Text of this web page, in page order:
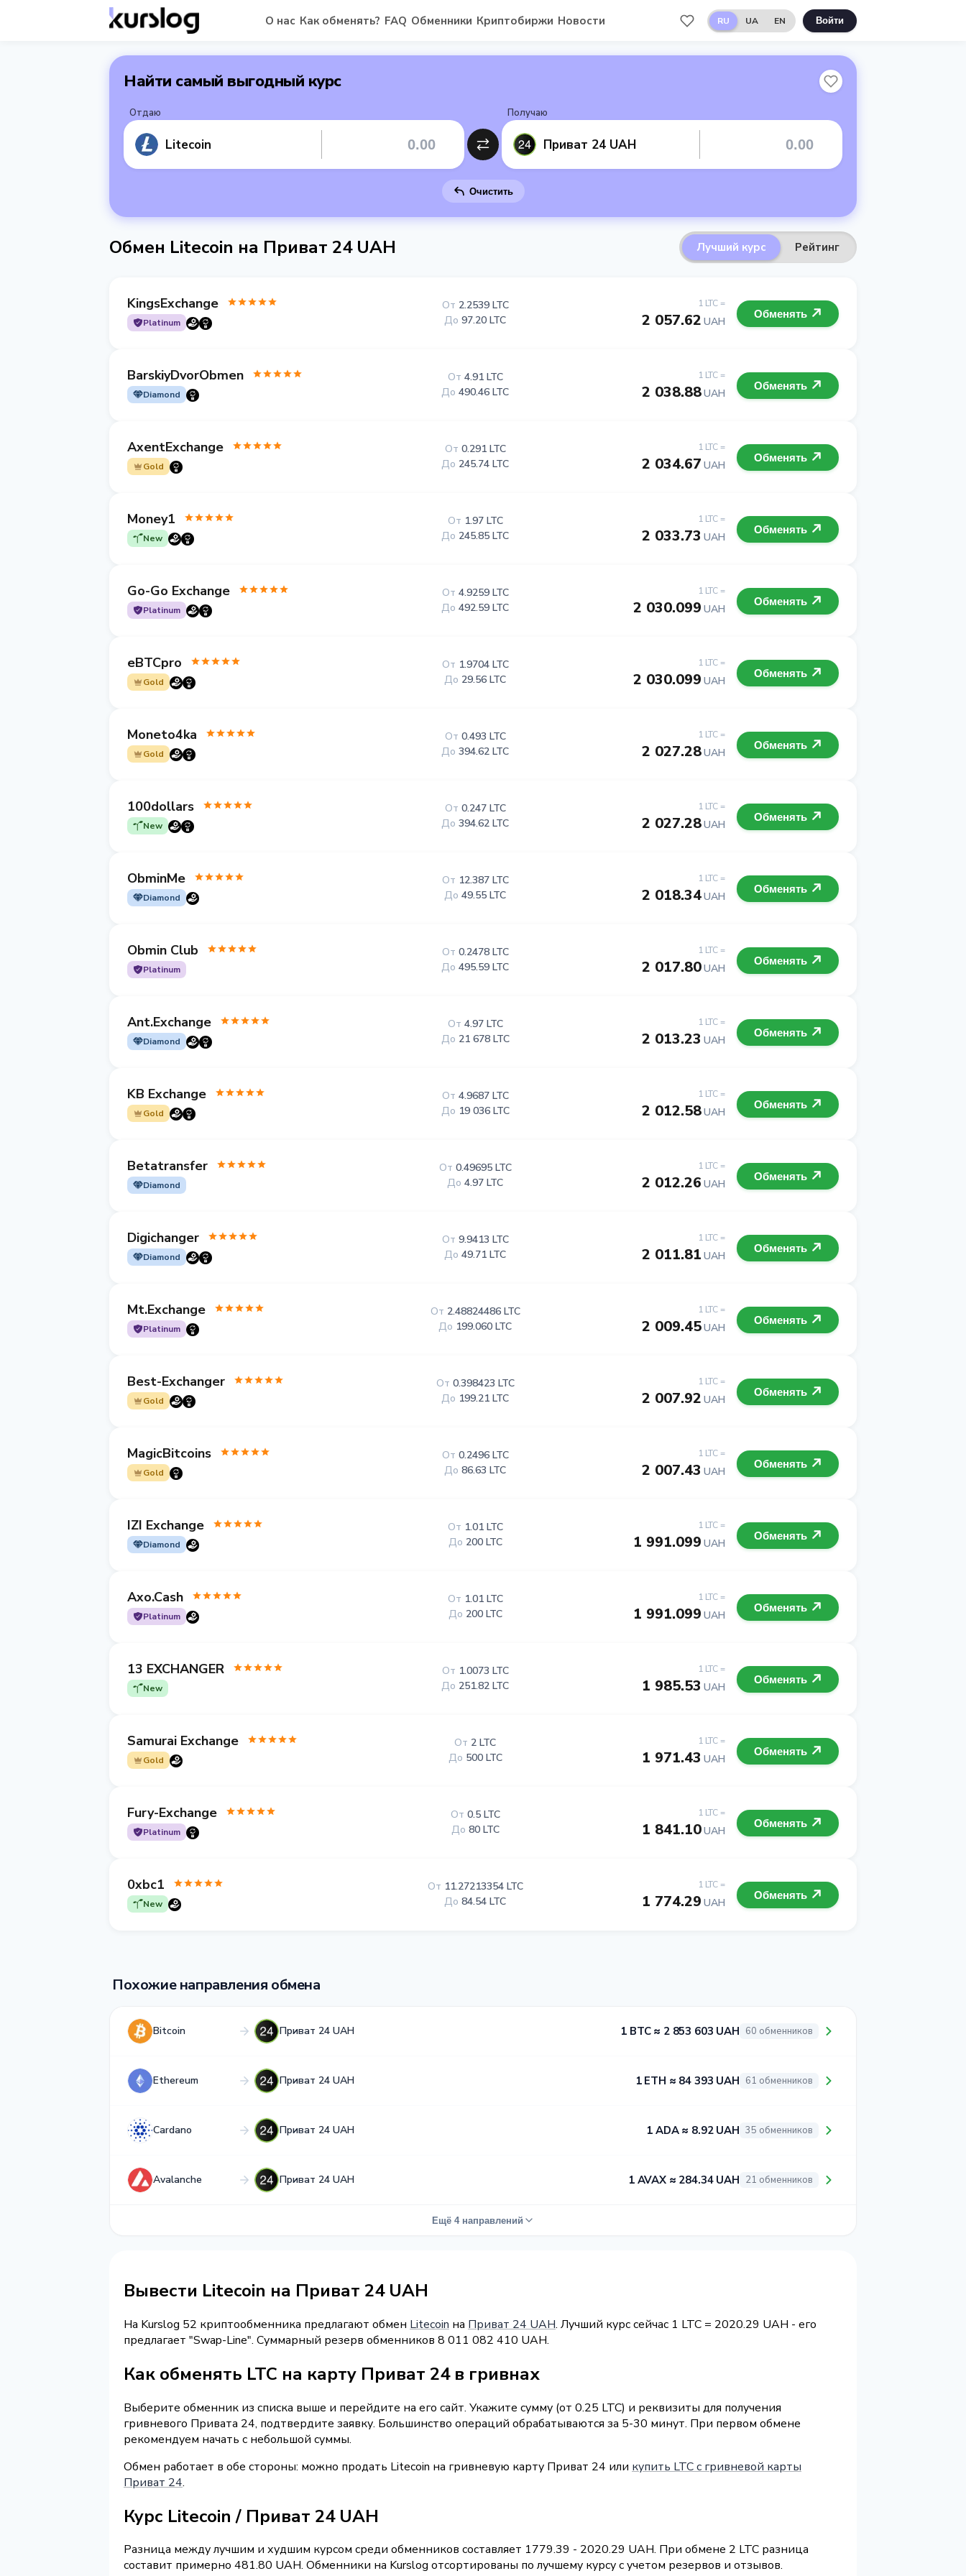
О нас Как обменять? FAQ Обменники Криптобиржи Новости RU UA EN Войти
Найти самый выгодный курс
Отдаю
Litecoin
Получаю
Приват 24 UAH
Очистить
Обмен Litecoin на Приват 24 UAH Лучший курс Рейтинг
KingsExchange
Platinum
1 LTC =
2 057.62 UAH
От 2.2539 LTC
До 97.20 LTC Обменять
BarskiyDvorObmen
Diamond
1 LTC =
2 038.88UAH
От 4.91 LTC
До 490.46 LTC Обменять
AxentExchange
Gold
1 LTC =
2 034.67 UAH
От 0.291 LTC
До 245.74 LTC Обменять
Money1
New
1 LTC =
2 033.73 UAH
От 1.97 LTC
До 245.85 LTC Обменять
Go-Go Exchange
Platinum
1 LTC =
2 030.099 UAH
От 4.9259 LTC
До 492.59 LTC Обменять
eBTCpro
Gold
1 LTC =
2 030.099 UAH
От 1.9704 LTC
До 29.56 LTC Обменять
Moneto4ka
Gold
1 LTC =
2 027.28UAH
От 0.493 LTC
До 394.62 LTC Обменять
100dollars
New
1 LTC =
2 027.28UAH
От 0.247 LTC
До 394.62 LTC Обменять
ObminMe
Diamond
1 LTC =
2 018.34UAH
От 12.387 LTC
До 49.55 LTC Обменять
Obmin Club
Platinum
1 LTC =
2 017.80UAH
От 0.2478 LTC
До 495.59 LTC Обменять
Ant.Exchange
Diamond
1 LTC =
2 013.23 UAH
От 4.97 LTC
До 21 678 LTC Обменять
KB Exchange
Gold
1 LTC =
2 012.58UAH
От 4.9687 LTC
До 19 036 LTC Обменять
Betatransfer
Diamond
1 LTC =
2 012.26 UAH
От 0.49695 LTC
До 4.97 LTC Обменять
Digichanger
Diamond
1 LTC =
2 011.81 UAH
От 9.9413 LTC
До 49.71 LTC Обменять
Mt.Exchange
Platinum
1 LTC =
2 009.45UAH
От 2.48824486 LTC
До 199.060 LTC Обменять
Best-Exchanger
Gold
1 LTC =
2 007.92 UAH
От 0.398423 LTC
До 199.21 LTC Обменять
MagicBitcoins
Gold
1 LTC =
2 007.43 UAH
От 0.2496 LTC
До 86.63 LTC Обменять
IZI Exchange
Diamond
1 LTC =
1 991.099 UAH
От 1.01 LTC
До 200 LTC Обменять
Axo.Cash
Platinum
1 LTC =
1 991.099 UAH
От 1.01 LTC
До 200 LTC Обменять
13 EXCHANGER
New
1 LTC =
1 985.53 UAH
От 1.0073 LTC
До 251.82 LTC Обменять
Samurai Exchange
Gold
1 LTC =
1 971.43 UAH
От 2 LTC
До 500 LTC Обменять
Fury-Exchange
Platinum
1 LTC =
1 841.10UAH
От 0.5 LTC
До 80 LTC Обменять
0xbc1
New
1 LTC =
1 774.29 UAH
От 11.27213354 LTC
До 84.54 LTC Обменять
Похожие направления обмена
Bitcoin Приват 24 UAH 1 BTC ≈ 2 853 603 UAH 60 обменников
Ethereum Приват 24 UAH 1 ETH ≈ 84 393 UAH 61 обменников
Cardano Приват 24 UAH 1 ADA ≈ 8.92 UAH 35 обменников
Avalanche Приват 24 UAH 1 AVAX ≈ 284.34 UAH 21 обменников
Ещё 4 направлений
Вывести Litecoin на Приват 24 UAH
На Kurslog 52 криптообменника предлагают обмен Litecoin на Приват 24 UAH. Лучший курс сейчас 1 LTC = 2020.29 UAH - его
предлагает "Swap-Line". Суммарный резерв обменников 8 011 082 410 UAH.
Как обменять LTC на карту Приват 24 в гривнах
Выберите обменник из списка выше и перейдите на его сайт. Укажите сумму (от 0.25 LTC) и реквизиты для получения
гривневого Привата 24, подтвердите заявку. Большинство операций обрабатываются за 5-30 минут. При первом обмене
рекомендуем начать с небольшой суммы.
Обмен работает в обе стороны: можно продать Litecoin на гривневую карту Приват 24 или купить LTC с гривневой карты
Приват 24.
Курс Litecoin / Приват 24 UAH
Разница между лучшим и худшим курсом среди обменников составляет 1779.39 - 2020.29 UAH. При обмене 2 LTC разница
составит примерно 481.80 UAH. Обменники на Kurslog отсортированы по лучшему курсу с учетом резервов и отзывов.